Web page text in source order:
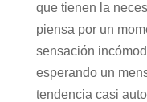
que tienen la
piensa por un
sensación
esperando un
tendencia casi